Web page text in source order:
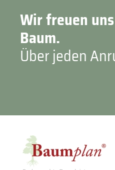
Wir freuen
Baum.
Über jeden